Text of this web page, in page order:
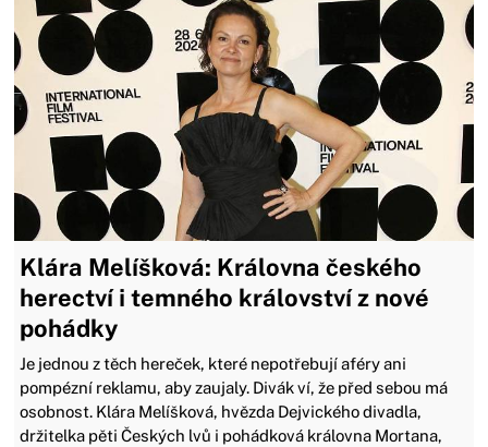
Klára Melíšková: Královna českého
herectví i temného království z nové
pohádky
Je jednou z těch hereček, které nepotřebují aféry ani
pompézní reklamu, aby zaujaly. Divák ví, že před sebou má
osobnost. Klára Melíšková, hvězda Dejvického divadla,
držitelka pěti Českých lvů i pohádková královna Mortana,